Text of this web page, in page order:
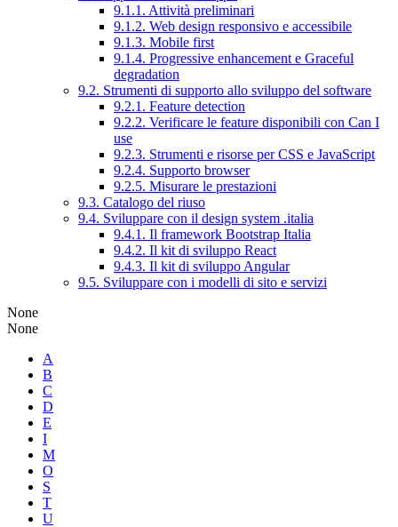
9.1.1. Attività preliminari
9.1.2. Web design responsivo e accessibile
9.1.3. Mobile first
9.1.4. Progressive enhancement e Graceful
degradation
9.2. Strumenti di supporto allo sviluppo del software
9.2.1. Feature detection
9.2.2. Verificare le feature disponibili con Can I
use
9.2.3. Strumenti e risorse per CSS e JavaScript
9.2.4. Supporto browser
9.2.5. Misurare le prestazioni
9.3. Catalogo del riuso
9.4. Sviluppare con il design system .italia
9.4.1. Il framework Bootstrap Italia
9.4.2. Il kit di sviluppo React
9.4.3. Il kit di sviluppo Angular
9.5. Sviluppare con i modelli di sito e servizi
None
None
A
B
C
D
E
I
M
O
S
T
U